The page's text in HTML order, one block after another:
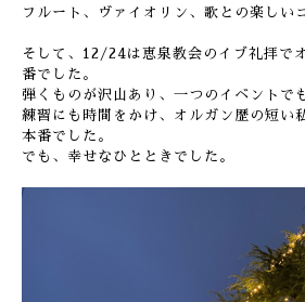
フルート、ヴァイオリン、歌との楽しい
そして、12/24は恵泉教会のイブ礼拝で
番でした。
弾くものが沢山あり、一つのイベントで
練習にも時間をかけ、オルガン歴の短い
本番でした。
でも、幸せなひとときでした。